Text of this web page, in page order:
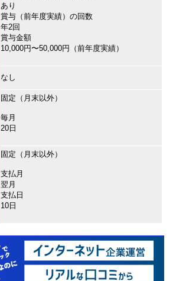
あり
賞与（前年度実績）の回数
年2回
賞与金額
10,000円〜50,000円（前年度実績）
なし
固定（月末以外）
毎月
20日
固定（月末以外）
支払月
翌月
支払日
10日